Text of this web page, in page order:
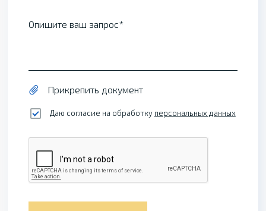
Опишите ваш запрос
Прикрепить документ
Даю согласие на обработку персональных данных